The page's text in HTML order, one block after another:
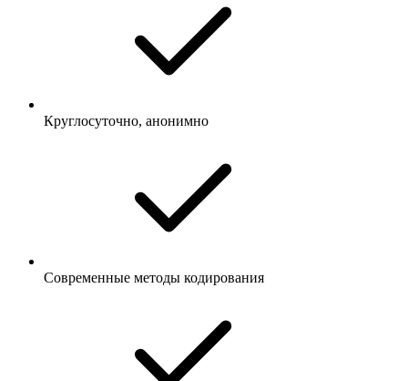
Круглосуточно, анонимно
Современные методы кодирования